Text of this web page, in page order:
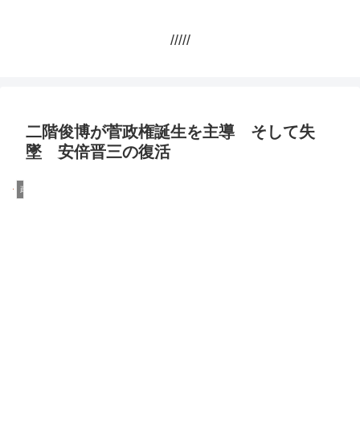
/////
二階俊博が菅政権誕生を主導 そして失
墜 安倍晋三の復活
政治